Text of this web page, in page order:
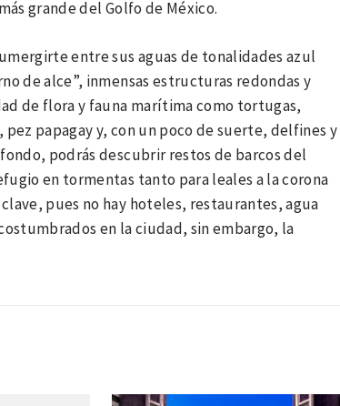
grande del Golfo de México.
entre sus aguas de tonalidades azul
de alce”, inmensas estructuras redondas y
de flora y fauna marítima como tortugas,
papagay y, con un poco de suerte, delfines y
podrás descubrir restos de barcos del
en tormentas tanto para leales a la corona
pues no hay hoteles, restaurantes, agua
en la ciudad, sin embargo, la